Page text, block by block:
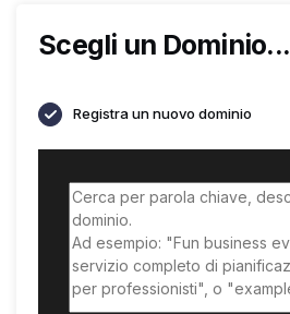
Scegli un Dominio...
Registra un nuovo dominio